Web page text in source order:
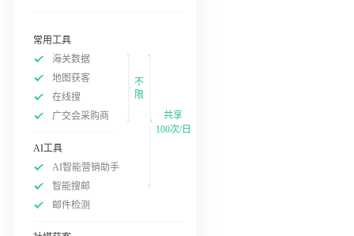
常用工具
海关数据
地图获客
在线搜
广交会采购商
不
限
AI工具
AI智能营销助手
智能搜邮
邮件检测
共享
100次/日